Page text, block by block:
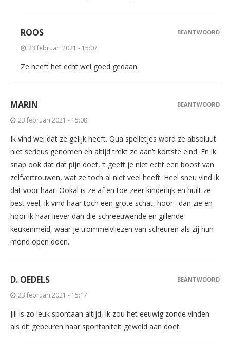
ROOS
23 februari 2021 - 15:07
Ze heeft het echt wel goed gedaan.
BEANTWOORD
MARIN
23 februari 2021 - 15:08
Ik vind wel dat ze gelijk heeft. Qua spelletjes word ze absoluut
niet serieus genomen en altijd trekt ze aan’t kortste eind. En ik
snap ook dat dat pijn doet, ’t geeft je niet echt een boost van
zelfvertrouwen, wat ze toch al niet veel heeft. Heel sneu vind ik
dat voor haar. Ookal is ze af en toe zeer kinderlijk en huilt ze
best veel, ik vind haar toch een grote schat, hoor…dan zie en
hoor ik haar liever dan die schreeuwende en gillende
keukenmeid, waar je trommelvliezen van scheuren als zij hun
mond open doen.
BEANTWOORD
D. OEDELS
23 februari 2021 - 15:17
Jill is zo leuk spontaan altijd, ik zou het eeuwig zonde vinden
als dit gebeuren haar spontaniteit geweld aan doet.
BEANTWOORD